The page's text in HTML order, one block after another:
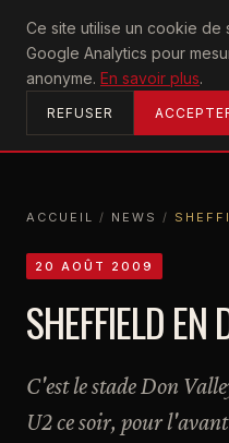
Ce site utilise un cookie de
Google Analytics pour
anonyme. En savoir plus.
REFUSER
U2achtung
ACCUEIL
ACCUEIL / NEWS /
20 AOÛT 2009
SHEFFIELD
C'est le stade Don
U2 ce soir, pour